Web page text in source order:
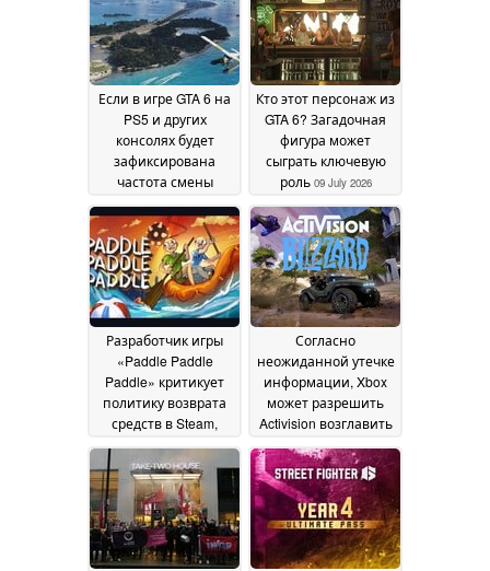
Если в игре GTA 6 на
PS5 и других
консолях будет
зафиксирована
частота смены
FPS, многие игроки
сразу же откажутся
от неё15 July 2026
Кто этот персонаж из
GTA 6? Загадочная
фигура может
сыграть ключевую
роль 09 July 2026
Разработчик игры
«Paddle Paddle
Paddle» критикует
политику возврата
средств в Steam,
злоупотребления09
July 2026
Согласно
неожиданной утечке
информации, Xbox
может разрешить
Activision возглавить
Campaign Evolved»06
July 2026